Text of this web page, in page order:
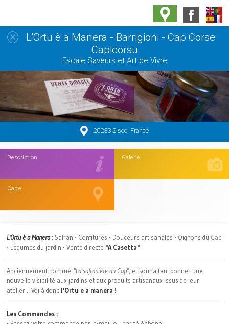
L'Ortu è a Manera - Barrigioni - Cap Corse
Capicorsu
Escale Saveurs et Art de Vivre
20233 Sisco, France
Description Galerie
Carte
L'Ortu è a Manera : Safran - Confitures - Douceurs artisanales - Oignons du Cap
- Légumes du jardin - Vente directe "A Casetta"
Anciennement nommé "La safranière du Cap", et souhaitant donner une
nouvelle visibilité aux jardins et aux produits artisanaux issus de leur
atelier... Voilà donc l'Ortu e a manera !
Les Commandes :